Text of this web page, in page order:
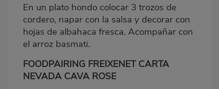
En un plato hondo colocar 3 trozos de
cordero, napar con la salsa y decorar con
hojas de albahaca fresca. Acompañar con
el arroz basmati.
FOODPAIRING FREIXENET CARTA
NEVADA CAVA ROSE